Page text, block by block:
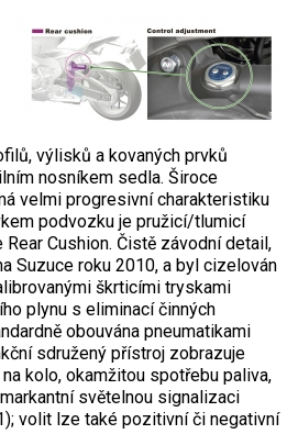
výlisků a kovaných prvků
nosníkem sedla. Široce
velmi progresivní charakteristiku
podvozku je pružicí/tlumicí
Cushion. Čistě závodní detail,
Suzuce roku 2010, a byl cizelován
škrticími tryskami
plynu s eliminací činných
obouvána pneumatikami
sdružený přístroj zobrazuje
kolo, okamžitou spotřebu paliva,
světelnou signalizaci
volit lze také pozitivní či negativní